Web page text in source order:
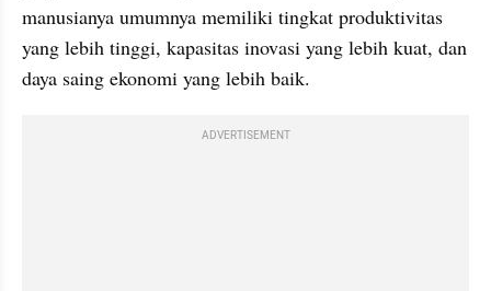
manusianya umumnya memiliki tingkat produktivitas
yang lebih tinggi, kapasitas inovasi yang lebih kuat, dan
daya saing ekonomi yang lebih baik.
ADVERTISEMENT